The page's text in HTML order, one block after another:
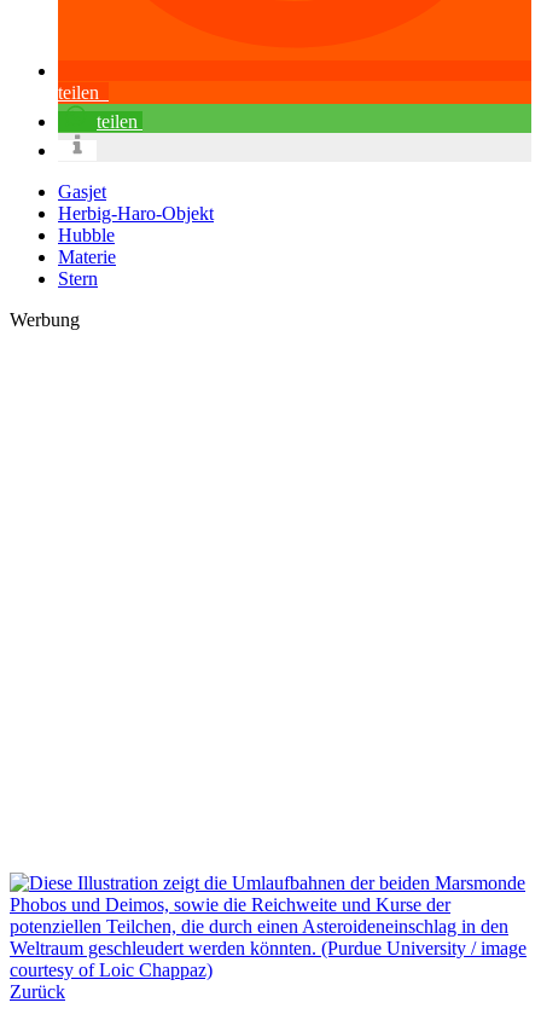
teilen
teilen
Gasjet
Herbig-Haro-Objekt
Hubble
Materie
Stern
Werbung
Zurück